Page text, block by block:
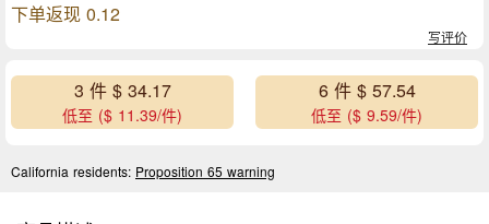
下单返现 0.12
写评价
3 件 $ 34.17
低至 ($ 11.39/件)
6 件 $ 57.54
低至 ($ 9.59/件)
California residents: Proposition 65 warning